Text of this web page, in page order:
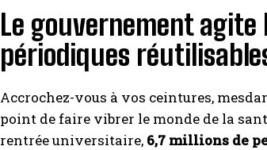
Le gouvernement
périodiques
Accrochez-vous à vos ceintures,
point de faire vibrer le monde de la
rentrée universitaire, 6,7 millions de